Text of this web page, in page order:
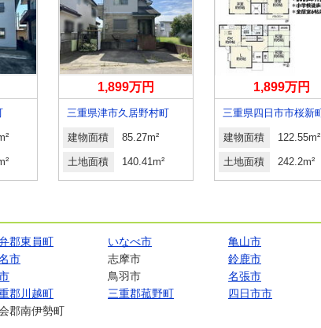
1,899万円
三重県津市久居野村町
建物面積 85.27m²
土地面積 140.41m²
1,899万円
建物面積 122.55m²
土地面積 242.2m²
郡東員町 いなべ市
亀山市
市 志摩市
鈴鹿市
鳥羽市
名張市
郡川越町 三重郡菰野町
四日市市
郡南伊勢町